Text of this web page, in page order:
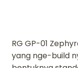
RG GP-01
yang nge-build